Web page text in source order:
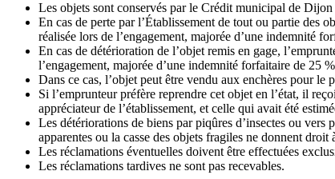
Les objets sont conservés par le Crédit municipal de
En cas de perte par l’Établissement de tout ou partie des
réalisée lors de l’engagement, majorée d’une indemnité
En cas de détérioration de l’objet remis en gage,
l’engagement, majorée d’une indemnité forfaitaire de 25
Dans ce cas, l’objet peut être vendu aux enchères pour le
Si l’emprunteur préfère reprendre cet objet en l’état, il
appréciateur de l’établissement, et celle qui avait été
Les détériorations de biens par piqûres d’insectes ou
apparentes ou la casse des objets fragiles ne donnent droit
Les réclamations éventuelles doivent être effectuées
Les réclamations tardives ne sont pas recevables.